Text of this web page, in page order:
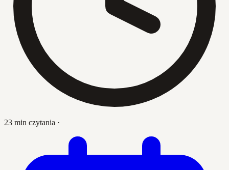
23 min czytania ·